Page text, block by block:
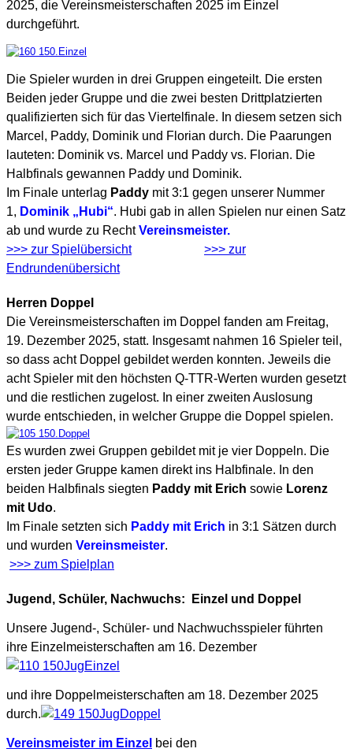
2025, die Vereinsmeisterschaften 2025 im Einzel
durchgeführt.
Die Spieler wurden in drei Gruppen eingeteilt. Die ersten
Beiden jeder Gruppe und die zwei besten Drittplatzierten
qualifizierten sich für das Viertelfinale. In diesem setzen sich
Marcel, Paddy, Dominik und Florian durch. Die Paarungen
lauteten: Dominik vs. Marcel und Paddy vs. Florian. Die
Halbfinals gewannen Paddy und Dominik.
Im Finale unterlag Paddy mit 3:1 gegen unserer Nummer
1, Dominik „Hubi“. Hubi gab in allen Spielen nur einen Satz
ab und wurde zu RechtVereinsmeister.
>>> zur Spielübersicht
>>> zur
Endrundenübersicht
Herren Doppel
Die Vereinsmeisterschaften im Doppel fanden am Freitag,
19. Dezember 2025, statt. Insgesamt nahmen 16 Spieler teil,
so dass acht Doppel gebildet werden konnten. Jeweils die
acht Spieler mit den höchsten Q-TTR-Werten wurden gesetzt
und die restlichen zugelost. In einer zweiten Auslosung
wurde entschieden, in welcher Gruppe die Doppel spielen.
Es wurden zwei Gruppen gebildet mit je vier Doppeln. Die
ersten jeder Gruppe kamen direkt ins Halbfinale. In den
beiden Halbfinals siegten Paddy mit Erich sowie Lorenz
mit Udo.
Im Finale setzten sich Paddy mit Erich in 3:1 Sätzen durch
und wurden Vereinsmeister.
>>> zum Spielplan
Jugend, Schüler, Nachwuchs: Einzel und Doppel
Unsere Jugend-, Schüler- und Nachwuchsspieler führten
ihre Einzelmeisterschaften am 16. Dezember
und ihre Doppelmeisterschaften am 18. Dezember 2025
durch.
Vereinsmeister im Einzel bei den